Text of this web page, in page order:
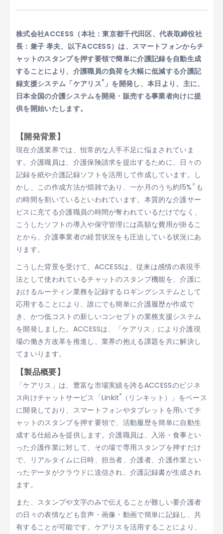
株式会社ACCESS（本社：東京都千代田区、代表取締役社
長：兼子 孝夫、以下ACCESS）は、スマートフォンからチ
ャットのスタンプを押す要領で簡単に介護記録を自動生成
することにより、介護職員の負荷を大幅に低減する介護記
録支援システム「ケアリス®」を開発し、本日より、主に、
日本全国の介護システムを開発・販売する事業者向けに提
供を開始いたします。
【開発背景】
現在介護業界では、恒常的な人手不足に悩まされていま
す。介護職員は、介護保険請求を提出するために、日々の
記録を紙や介護記録ソフトを活用して作成しています。し
かし、この作成方法が煩雑であり、一か月のうち約15%※ も
の時間を割いているといわれています。本質的な介護サー
ビスに充てる介護職員の時間が奪われているだけでなく、
こうしたソフトの導入や保守管理には高額な費用が掛るこ
とから、介護事業者の経営状況をも圧迫している状況にあ
ります。
こうした背景を受けて、ACCESSは、従来は感情の表現手
法として使われているチャットのスタンプ機能を、介護に
おけるルーティン業務を記録するロギングシステムとして
応用することにより、誰にでも簡単に介護履歴が作成で
き、かつ低コストの新しいコンセプトの業務支援システム
を開発しました。ACCESSは、「ケアリス」により介護現
場の働き方改革を推進し、業界の抱える課題を共に解決し
てまいります。
【製品概要】
「ケアリス」は、豊富な市場実績を誇るACCESSのビジネ
ス向けチャットサービス「Linkit®
（リンキット）」をベース
に開発しており、スマートフォンやタブレットを用いてチ
ャットのスタンプを押す要領で、活動履歴を簡単に自動生
成する仕組みを提供します。介護職員は、入浴・食事とい
った介護作業に対して、その場で専用スタンプを押すだけ
で、リアルタイムに日時、担当者、介護者、介護作業とい
ったデータがクラウドに送信され、介護記録書が生成され
ます。
また、スタンプや文字のみで伝えることが難しい要介護者
の日々の表情なども音声・画像・動画で簡単に記録し、共
有することが可能です。ケアリスを活用することにより、